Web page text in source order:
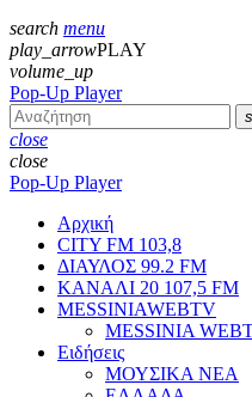
search menu
play_arrowPLAY
volume_up
Pop-Up Player
close
close
Pop-Up Player
Αρχική
CITY FM 103,8
ΔΙΑΥΛΟΣ 99.2 FM
ΚΑΝΑΛΙ 20 107,5 FM
MESSINIAWEBTV
MESSINIA
Eιδήσεις
ΜΟΥΣΙΚΑ ΝΕΑ